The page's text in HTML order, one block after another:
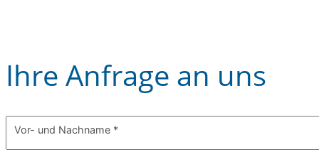
Ihre Anfrage an uns
Vor- und Nachname *